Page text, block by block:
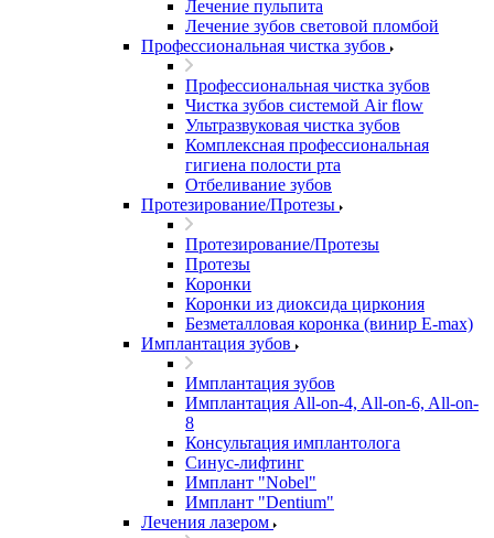
Лечение пульпита
Лечение зубов световой пломбой
Профессиональная чистка зубов
Профессиональная чистка зубов
Чистка зубов системой Air flow
Ультразвуковая чистка зубов
Комплексная профессиональная
гигиена полости рта
Отбеливание зубов
Протезирование/Протезы
Протезирование/Протезы
Протезы
Коронки
Коронки из диоксида циркония
Безметалловая коронка (винир E-max)
Имплантация зубов
Имплантация зубов
Имплантация All-on-4, All-on-6, All-on-
8
Консультация имплантолога
Синус-лифтинг
Имплант "Nobel"
Имплант "Dentium"
Лечения лазером